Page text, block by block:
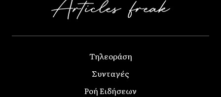
Τηλεοράση
Συνταγές
Ροή Ειδήσεων